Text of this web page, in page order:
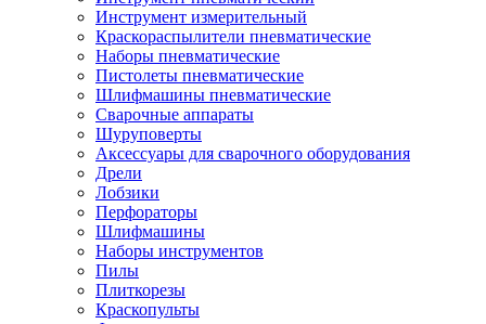
Садовые пилы и ножи
Секаторы и сучкорезы
Топоры
Баллоны газовые
Мангалы и коптильни
Мебель для сада
Ножницы по металлу
Тележки садовые
Автомобильная техника
Автозвук
Автомагнитолы
Колонки
Усилители
Модуляторы fm
Инструмент измерительный
Краскораспылители пневматические
Наборы пневматические
Пистолеты пневматические
Шлифмашины пневматические
Сварочные аппараты
Шуруповерты
Аксессуары для сварочного оборудования
Дрели
Лобзики
Перфораторы
Шлифмашины
Наборы инструментов
Пилы
Плиткорезы
Краскопульты